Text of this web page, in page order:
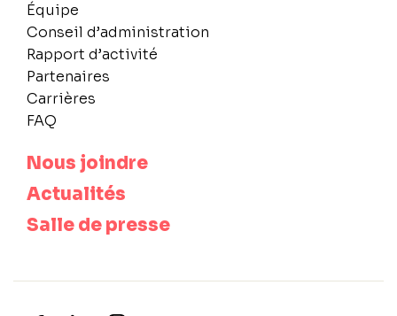
Équipe
Conseil d’administration
Rapport d’activité
Partenaires
Carrières
FAQ
Nous joindre
Actualités
Salle de presse